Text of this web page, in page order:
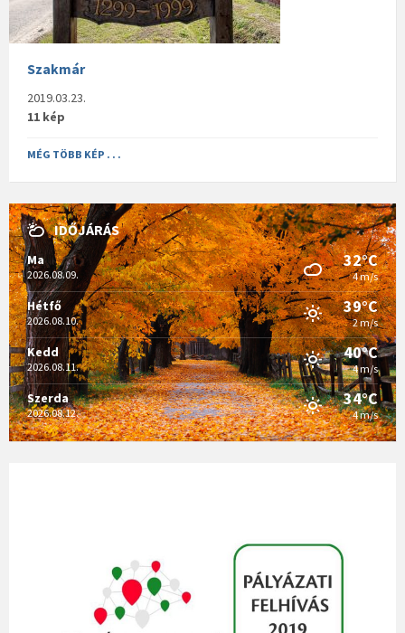
Szakmár
2019.03.23.
11 kép
MÉG TÖBB KÉP . . .
IDŐJÁRÁS
Ma
2026.08.09.
32°C
4 m/s
Hétfő
2026.08.10.
39°C
2 m/s
Kedd
2026.08.11.
40°C
4 m/s
Szerda
2026.08.12.
34°C
4 m/s